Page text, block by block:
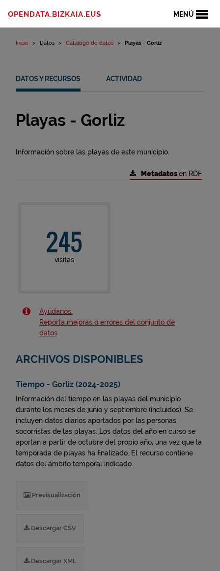
MENÚ
OPENDATA.BIZKAIA.EUS
Inicio Datos Catálogo de datos Playas - Gorliz
DATOS Y RECURSOS ACTIVIDAD
Playas - Gorliz
Información sobre las playas de este municipio.
Metadatosen RDF
245
visitas
Ayúdanos.
Reporta mejoras o errores del conjunto de
datos
ARCHIVOS DISPONIBLES
Tiempo - Gorliz (2024-2025)
Información del tiempo en las playas del municipio
durante los meses de junio y septiembre (incluidos). Se
incluyen datos diarios aportados por las personas
socorristas de las playas. Los datos del año en curso se
aportan a partir de octubre del propio año, una vez que la
temporada de playas ha finalizado. El recurso contiene
datos del ámbito temporal indicado.
Previsualización
Descargar CSV
Descargar XML